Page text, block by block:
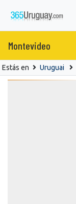
Montevideo
Estás en Uruguai